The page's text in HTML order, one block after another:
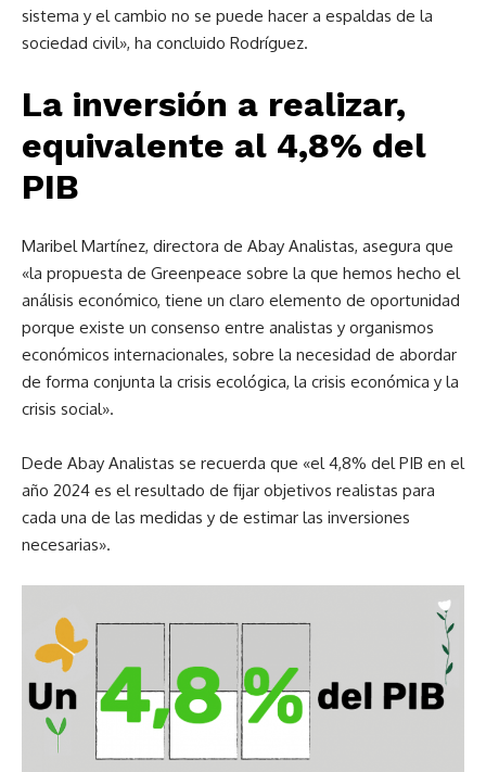
sistema y el cambio no se puede hacer a espaldas de la
sociedad civil», ha concluido Rodríguez.
La inversión a realizar,
equivalente al 4,8% del
PIB
Maribel Martínez, directora de Abay Analistas, asegura que
«la propuesta de Greenpeace sobre la que hemos hecho el
análisis económico, tiene un claro elemento de oportunidad
porque existe un consenso entre analistas y organismos
económicos internacionales, sobre la necesidad de abordar
de forma conjunta la crisis ecológica, la crisis económica y la
crisis social».
Dede Abay Analistas se recuerda que «el 4,8% del PIB en el
año 2024 es el resultado de fijar objetivos realistas para
cada una de las medidas y de estimar las inversiones
necesarias».